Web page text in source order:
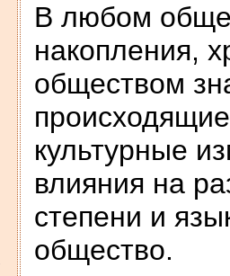
В любом
накопления,
обществом
культурные
влияния на
степени и
общество.